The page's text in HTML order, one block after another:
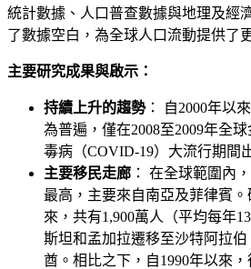
統計數據、人口普查數據與地理及經
了數據空白，為全球人口流動提供了
主要研究成果與啟示：
持續上升的趨勢： 自2000年以
為普遍，僅在2008至2009年全
毒病（COVID-19）大流行期間
主要移民走廊 ： 在全球範圍內
最高，主要來自南亞及菲律賓
來，共有1,900萬人（平均每年
斯坦和孟加拉遷移至沙特阿拉
酋。相比之下，自1990年以來